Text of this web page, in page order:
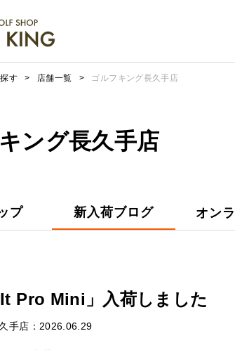
す > 店舗一覧 > ゴルフキング長久手店
ング長久手店
プ 新入荷ブログ オン
It Pro Mini」入荷しました
手店：2026.06.29